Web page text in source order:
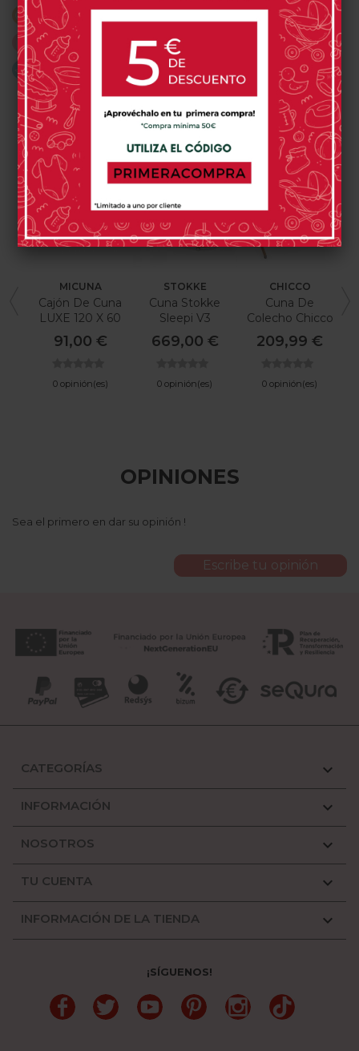
Envíos 24-48 horas (según stock)
Disfruta de una compra fácil y segura
Envíos gratis a partir de 59€
PRODUCTOS RELACIONADOS
MICUNA
Cajón De Cuna
LUXE 120 X 60
Cm De
MICUNA
91,00 €
0 opinión(es)
STOKKE
Cuna Stokke
Sleepi V3
669,00 €
0 opinión(es)
CHICCO
Cuna De
Colecho Chicco
Next2Me
Armonía
209,99 €
0 opinión(es)
OPINIONES
Sea el primero en dar su opinión !
Escribe tu opinión
CATEGORÍAS 
INFORMACIÓN 
NOSOTROS 
TU CUENTA 
INFORMACIÓN DE LA TIENDA 
¡SÍGUENOS!
FacebookTwitter YouTube PinterestInstagramTikTok